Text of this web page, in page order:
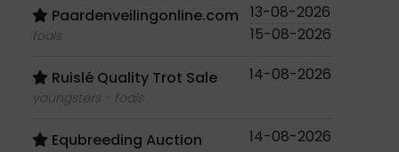
Paardenveilingonline.com
foals
13-08-2026
15-08-2026
Ruislé Quality Trot Sale
youngsters - foals
14-08-2026
Equbreeding Auction 14-08-2026